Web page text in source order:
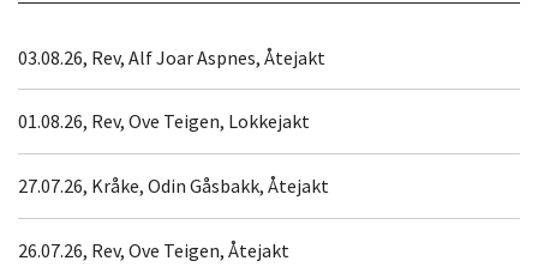
03.08.26, Rev, Alf Joar Aspnes, Åtejakt
01.08.26, Rev, Ove Teigen, Lokkejakt
27.07.26, Kråke, Odin Gåsbakk, Åtejakt
26.07.26, Rev, Ove Teigen, Åtejakt